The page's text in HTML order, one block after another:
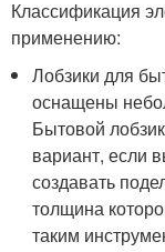
Классификация
применению:
Лобзики для
оснащены
Бытовой
вариант, если
создавать
толщина
таким